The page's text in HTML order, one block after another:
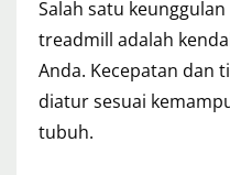
Salah satu
treadmill adalah
Anda. Kecepatan dan
diatur sesuai
tubuh.